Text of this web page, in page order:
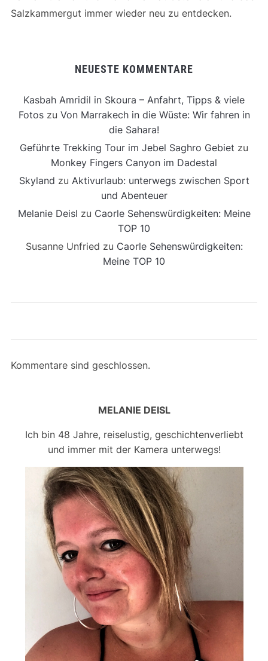
Salzkammergut immer wieder neu zu entdecken.
NEUESTE KOMMENTARE
Kasbah Amridil in Skoura – Anfahrt, Tipps & viele
Fotoszu Von Marrakech in die Wüste: Wir fahren in
die Sahara!
Geführte Trekking Tour im Jebel Saghro Gebiet zu
Monkey Fingers Canyon im Dadestal
Skyland zu Aktivurlaub: unterwegs zwischen Sport
und Abenteuer
Melanie Deisl zu Caorle Sehenswürdigkeiten: Meine
TOP 10
Susanne Unfried zu Caorle Sehenswürdigkeiten:
Meine TOP 10
Kommentare sind geschlossen.
MELANIE DEISL
Ich bin 48 Jahre, reiselustig, geschichtenverliebt
und immer mit der Kamera unterwegs!